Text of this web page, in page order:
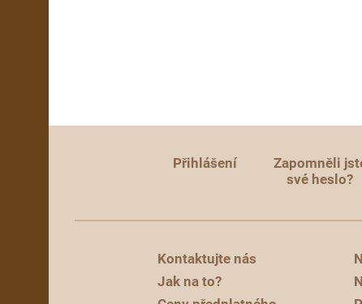
Přihlášení
Zapomněli
své heslo?
Kontaktujte nás
Jak na to?